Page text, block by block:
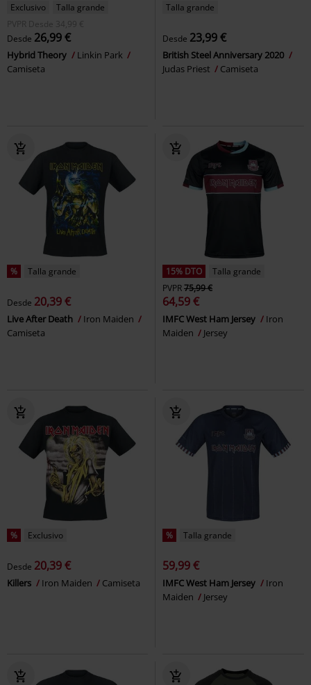
Exclusivo
Talla grande
PVPR
Desde 34,99 €
Desde 26,99 €
Hybrid Theory
Linkin Park
Camiseta
Talla grande
Desde 23,99 €
British Steel Anniversary 2020
Judas Priest
Camiseta
% Talla grande
Desde 20,39 €
Live After Death
Iron Maiden
Camiseta
15% DTO
Talla grande
PVPR75,99 €
64,59 €
IMFC West Ham Jersey
Iron
Maiden
Jersey
% Exclusivo
Desde 20,39 €
Killers Iron Maiden Camiseta
% Talla grande
59,99 €
IMFC West Ham Jersey
Iron
Maiden
Jersey